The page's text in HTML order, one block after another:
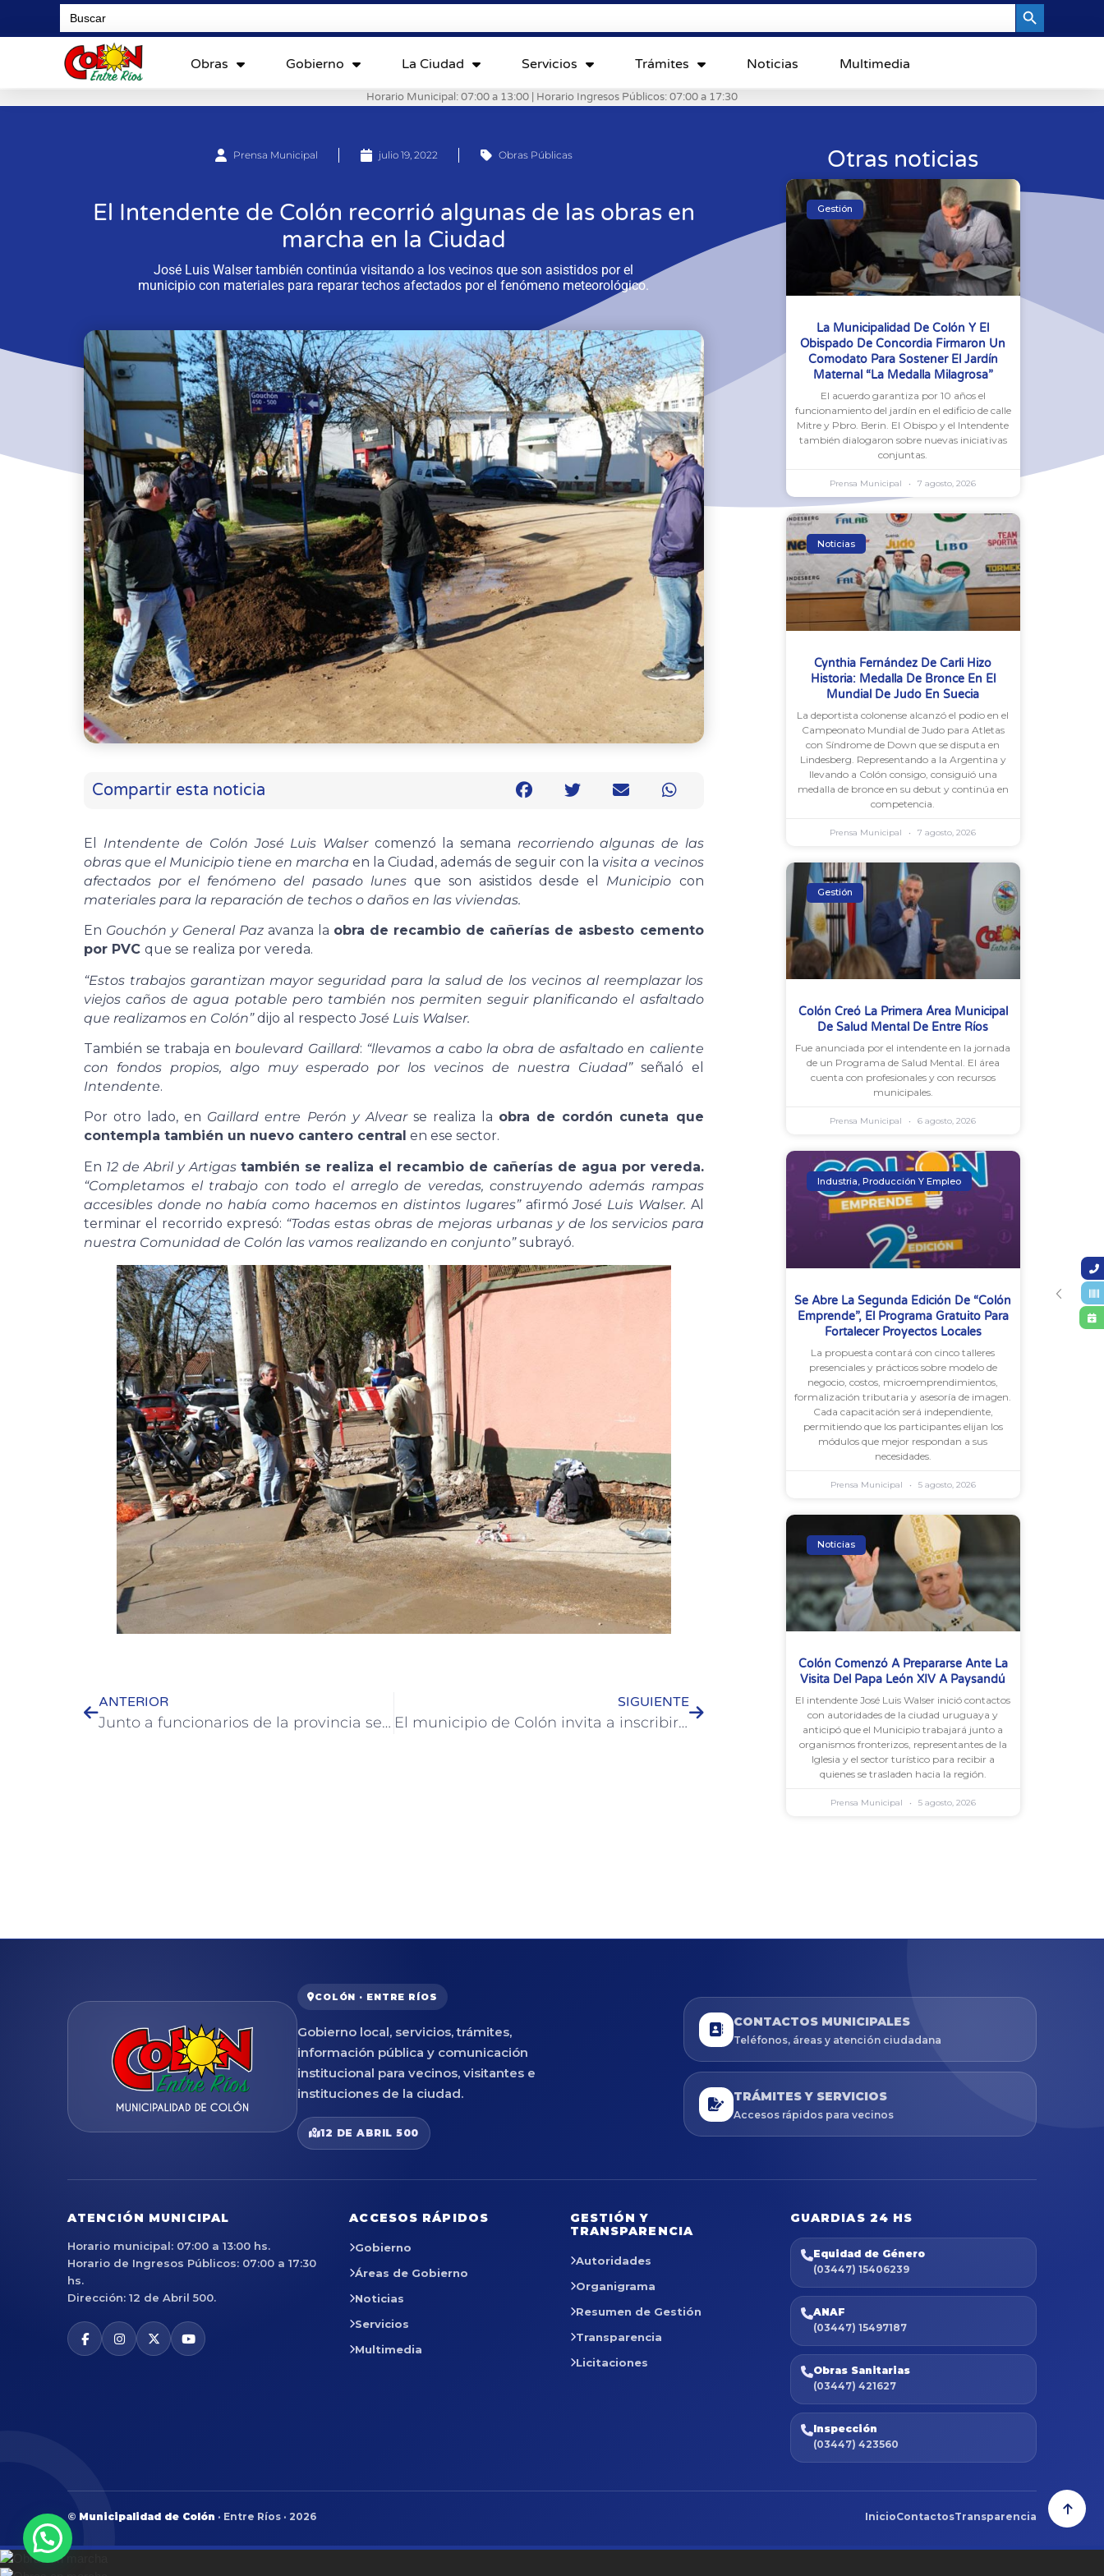
Search
for:
Obras Gobierno La Ciudad Servicios Trámites Noticias Multimedia
Horario Municipal: 07:00 a 13:00 | Horario Ingresos Públicos: 07:00 a 17:30
Prensa Municipal julio 19, 2022 Obras Públicas
El Intendente de Colón recorrió algunas de las obras en
marcha en la Ciudad
José Luis Walser también continúa visitando a los vecinos que son asistidos por el
municipio con materiales para reparar techos afectados por el fenómeno meteorológico.
Compartir esta noticia
El Intendente de Colón José Luis Walser comenzó la semana recorriendo algunas de las
obras que el Municipio tiene en marcha en la Ciudad, además de seguir con la visita a vecinos
afectados por el fenómeno del pasado lunes que son asistidos desde el Municipio con
materiales para la reparación de techos o daños en las viviendas.
En Gouchón y General Paz avanza la obra de recambio de cañerías de asbesto cemento
por PVC que se realiza por vereda.
“Estos trabajos garantizan mayor seguridad para la salud de los vecinos al reemplazar los
viejos caños de agua potable pero también nos permiten seguir planificando el asfaltado
que realizamos en Colón”dijo al respectoJosé Luis Walser.
También se trabaja enboulevard Gaillard: “llevamos a cabo la obra de asfaltado en caliente
con fondos propios, algo muy esperado por los vecinos de nuestra Ciudad”señaló el
Intendente.
Por otro lado, en Gaillard entre Perón y Alvearse realiza la obra de cordón cuneta que
contempla también un nuevo cantero central en ese sector.
En 12 de Abril y Artigas también se realiza el recambio de cañerías de agua por vereda.
“Completamos el trabajo con todo el arreglo de veredas, construyendo además rampas
accesibles donde no había como hacemos en distintos lugares”afirmóJosé Luis Walser. Al
terminar el recorrido expresó: “Todas estas obras de mejoras urbanas y de los servicios para
nuestra Comunidad de Colón las vamos realizando en conjunto”subrayó.
ANTERIOR
Junto a funcionarios de la provincia se recorrieron instituciones deportivas de la ciudad
SIGUIENTE
El municipio de Colón invita a inscribirse en “Manos Entrerrianas”
Otras noticias
Gestión
La Municipalidad De Colón Y El
Obispado De Concordia Firmaron Un
Comodato Para Sostener El Jardín
Maternal “La Medalla Milagrosa”
El acuerdo garantiza por 10 años el
funcionamiento del jardín en el edificio de calle
Mitre y Pbro. Berin. El Obispo y el Intendente
también dialogaron sobre nuevas iniciativas
conjuntas.
Prensa Municipal 7 agosto, 2026
Noticias
Cynthia Fernández De Carli Hizo
Historia: Medalla De Bronce En El
Mundial De Judo En Suecia
La deportista colonense alcanzó el podio en el
Campeonato Mundial de Judo para Atletas
con Síndrome de Down que se disputa en
Lindesberg. Representando a la Argentina y
llevando a Colón consigo, consiguió una
medalla de bronce en su debut y continúa en
competencia.
Prensa Municipal 7 agosto, 2026
Gestión
Colón Creó La Primera Área Municipal
De Salud Mental De Entre Ríos
Fue anunciada por el intendente en la jornada
de un Programa de Salud Mental. El área
cuenta con profesionales y con recursos
municipales.
Prensa Municipal 6 agosto, 2026
Industria, Producción Y Empleo
Se Abre La Segunda Edición De “Colón
Emprende”, El Programa Gratuito Para
Fortalecer Proyectos Locales
La propuesta contará con cinco talleres
presenciales y prácticos sobre modelo de
negocio, costos, microemprendimientos,
formalización tributaria y asesoría de imagen.
Cada capacitación será independiente,
permitiendo que los participantes elijan los
módulos que mejor respondan a sus
necesidades.
Prensa Municipal 5 agosto, 2026
Noticias
Colón Comenzó A Prepararse Ante La
Visita Del Papa León XIV A Paysandú
El intendente José Luis Walser inició contactos
con autoridades de la ciudad uruguaya y
anticipó que el Municipio trabajará junto a
organismos fronterizos, representantes de la
Iglesia y el sector turístico para recibir a
quienes se trasladen hacia la región.
Prensa Municipal 5 agosto, 2026
COLÓN · ENTRE RÍOS
Gobierno local, servicios, trámites,
información pública y comunicación
institucional para vecinos, visitantes e
instituciones de la ciudad.
12 DE ABRIL 500
CONTACTOS MUNICIPALES
Teléfonos, áreas y atención ciudadana
TRÁMITES Y SERVICIOS
Accesos rápidos para vecinos
ATENCIÓN MUNICIPAL
Horario municipal: 07:00 a 13:00 hs.
Horario de Ingresos Públicos: 07:00 a 17:30
hs.
Dirección: 12 de Abril 500.
ACCESOS RÁPIDOS
Gobierno
Áreas de Gobierno
Noticias
Servicios
Multimedia
GESTIÓN Y
TRANSPARENCIA
Autoridades
Organigrama
Resumen de Gestión
Transparencia
Licitaciones
GUARDIAS 24 HS
Equidad de Género
(03447) 15406239
ANAF
(03447) 15497187
Obras Sanitarias
(03447) 421627
Inspección
(03447) 423560
© Municipalidad de Colón · Entre Ríos · 2026 InicioContactosTransparencia